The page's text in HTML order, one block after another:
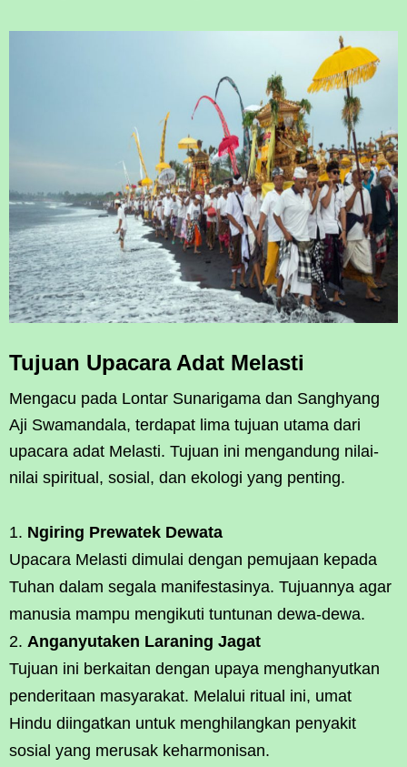
Tujuan Upacara Adat Melasti
Mengacu pada Lontar Sunarigama dan Sanghyang
Aji Swamandala, terdapat lima tujuan utama dari
upacara adat Melasti. Tujuan ini mengandung nilai-
nilai spiritual, sosial, dan ekologi yang penting.
Ngiring Prewatek Dewata
Upacara Melasti dimulai dengan pemujaan kepada
Tuhan dalam segala manifestasinya. Tujuannya agar
manusia mampu mengikuti tuntunan dewa-dewa.
Anganyutaken Laraning Jagat
Tujuan ini berkaitan dengan upaya menghanyutkan
penderitaan masyarakat. Melalui ritual ini, umat
Hindu diingatkan untuk menghilangkan penyakit
sosial yang merusak keharmonisan.